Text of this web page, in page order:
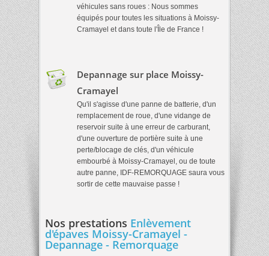
véhicules sans roues : Nous sommes
équipés pour toutes les situations à Moissy-
Cramayel et dans toute l'Île de France !
Depannage sur place Moissy-
Cramayel
Qu'il s'agisse d'une panne de batterie, d'un
remplacement de roue, d'une vidange de
reservoir suite à une erreur de carburant,
d'une ouverture de portière suite à une
perte/blocage de clés, d'un véhicule
embourbé à Moissy-Cramayel, ou de toute
autre panne, IDF-REMORQUAGE saura vous
sortir de cette mauvaise passe !
Nos prestations Enlèvement
d'épaves Moissy-Cramayel -
Depannage - Remorquage